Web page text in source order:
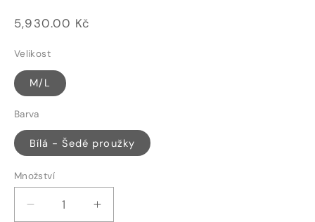
Běžná
5,930.00 Kč
Velikost
M/L
Barva
Bílá - Šedé proužky
Množství
Množství
Zvýšit